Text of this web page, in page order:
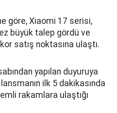
göre, Xiaomi 17 serisi,
büyük talep gördü ve
satış noktasına ulaştı.
yapılan duyuruya
ilk 5 dakikasında
rakamlara ulaştığı